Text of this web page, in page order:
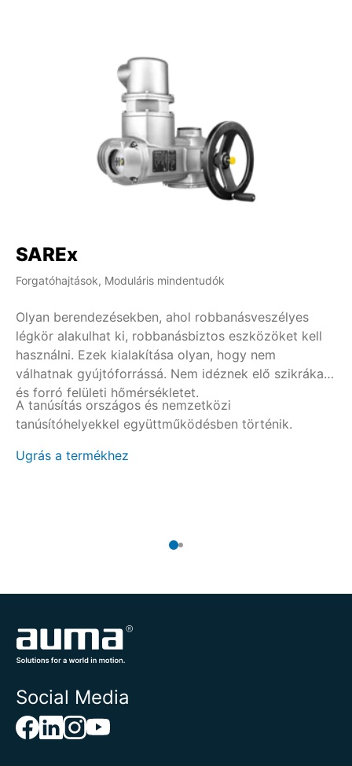
SAREx
Forgatóhajtások, Moduláris mindentudók
Olyan berendezésekben, ahol robbanásveszélyes
légkör alakulhat ki, robbanásbiztos eszközöket kell
használni. Ezek kialakítása olyan, hogy nem
válhatnak gyújtóforrássá. Nem idéznek elő szikrákat
és forró felületi hőmérsékletet.
A tanúsítás országos és nemzetközi
tanúsítóhelyekkel együttműködésben történik.
Ugrás a termékhez
Social Media